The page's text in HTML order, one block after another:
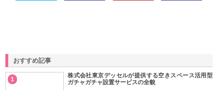
おすすめ記事
1
株式会社東京デッセルが提供する空きスペース活用型
ガチャガチャ設置サービスの全貌